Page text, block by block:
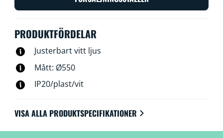
varm färg som hjälper dig att slappna av.
PRODUKTFÖRDELAR
Justerbart vitt ljus
Mått: Ø550
IP20/plast/vit
VISA ALLA PRODUKTSPECIFIKATIONER